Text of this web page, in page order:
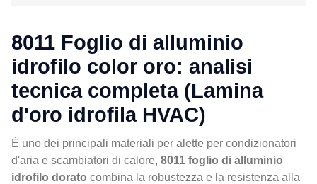
8011 Foglio di alluminio
idrofilo color oro: analisi
tecnica completa (Lamina
d'oro idrofila HVAC)
È uno dei principali materiali per alette per condizionatori
d'aria e scambiatori di calore, 8011 foglio di alluminio
idrofilo dorato combina la robustezza e la resistenza alla